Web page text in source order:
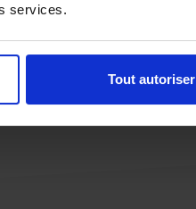
services.
Tout autoriser